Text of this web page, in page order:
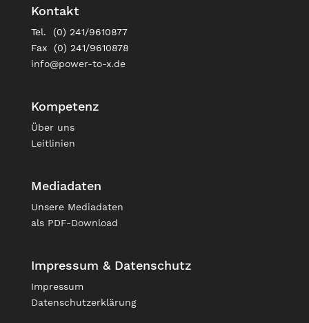
Kontakt
Tel. (0) 241/9610877
Fax (0) 241/9610878
info@power-to-x.de
Kompetenz
Über uns
Leitlinien
Mediadaten
Unsere Mediadaten
als PDF-Download
Impressum & Datenschutz
Impressum
Datenschutzerklärung